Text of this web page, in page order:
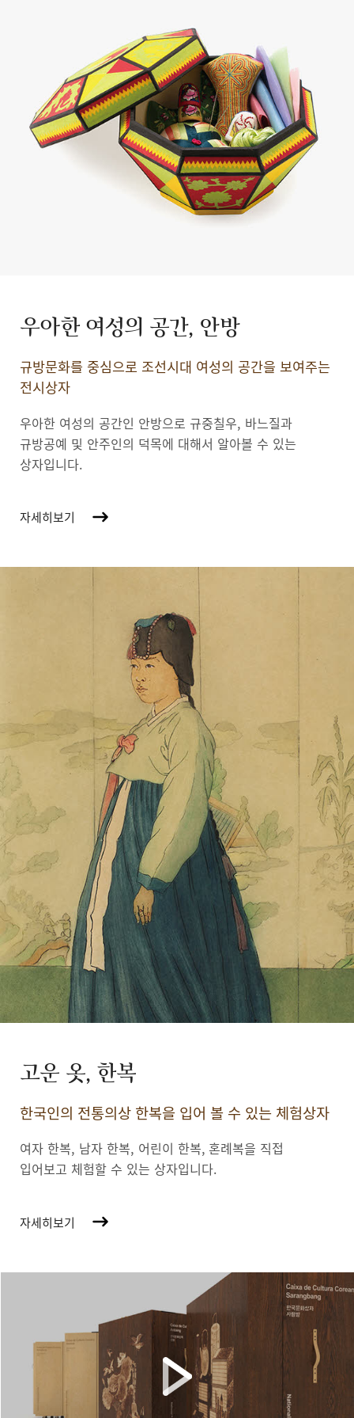
우아한 여성의 공간, 안방
규방문화를 중심으로 조선시대 여성의 공간을 보여주는
전시상자
우아한 여성의 공간인 안방으로 규중칠우, 바느질과
규방공예 및 안주인의 덕목에 대해서 알아볼 수 있는
상자입니다.
자세히보기
고운 옷, 한복
한국인의 전통의상 한복을 입어 볼 수 있는 체험상자
여자 한복, 남자 한복, 어린이 한복, 혼례복을 직접
입어보고 체험할 수 있는 상자입니다.
자세히보기